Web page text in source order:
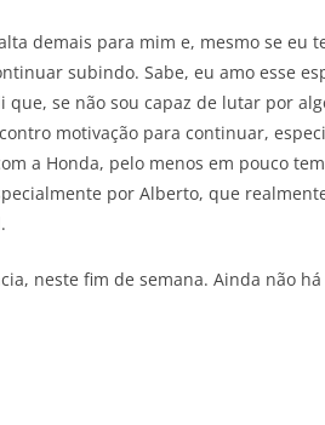
demais para mim e, mesmo se eu
subindo. Sabe, eu amo esse
se não sou capaz de lutar por
motivação para continuar,
a Honda, pelo menos em pouco
por Alberto, que
neste fim de semana. Ainda não